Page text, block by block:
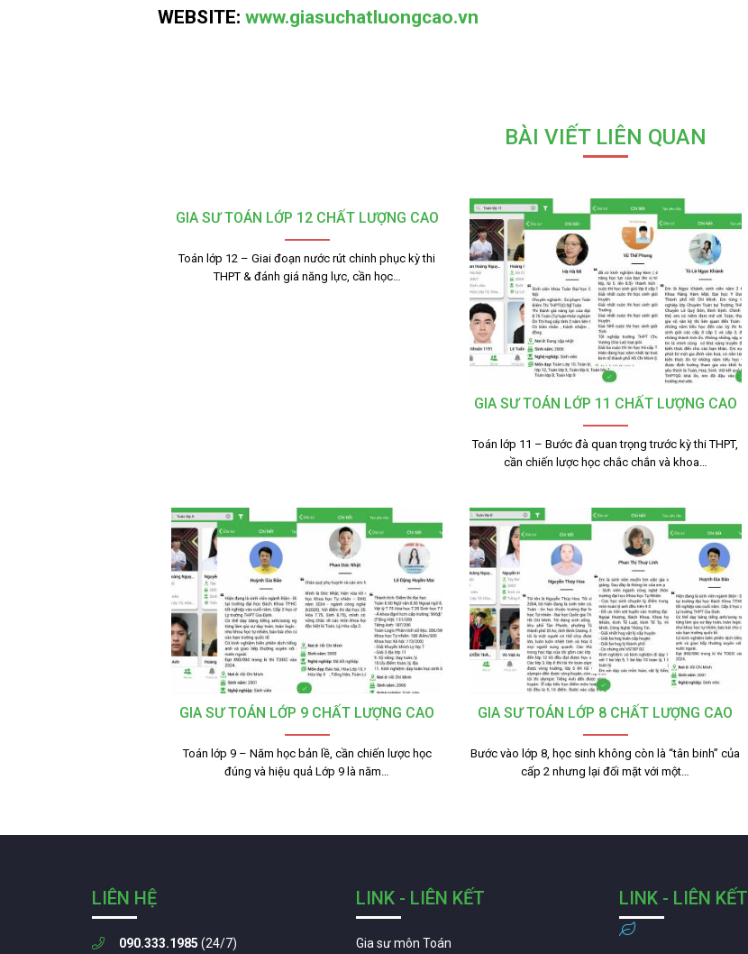
WEBSITE: www.giasuchatluongcao.vn
BÀI VIẾT LIÊN QUAN
GIA SƯ TOÁN LỚP 12 CHẤT LƯỢNG CAO
Toán lớp 12 – Giai đoạn nước rút chinh phục kỳ thi
THPT & đánh giá năng lực, cần học…
GIA SƯ TOÁN LỚP 11 CHẤT LƯỢNG CAO
Toán lớp 11 – Bước đà quan trọng trước kỳ thi THPT,
cần chiến lược học chắc chắn và khoa…
GIA SƯ TOÁN LỚP 9 CHẤT LƯỢNG CAO
Toán lớp 9 – Năm học bản lề, cần chiến lược học
đúng và hiệu quả Lớp 9 là năm…
GIA SƯ TOÁN LỚP 8 CHẤT LƯỢNG CAO
Bước vào lớp 8, học sinh không còn là “tân binh” của
cấp 2 nhưng lại đối mặt với một…
LIÊN HỆ
090.333.1985 (24/7)
LINK - LIÊN KẾT
Gia sư môn Toán
LINK - LIÊN KẾT